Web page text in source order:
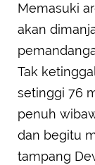
Memasuki
akan
Tak
setinggi 76
penuh
dan begitu
tampang